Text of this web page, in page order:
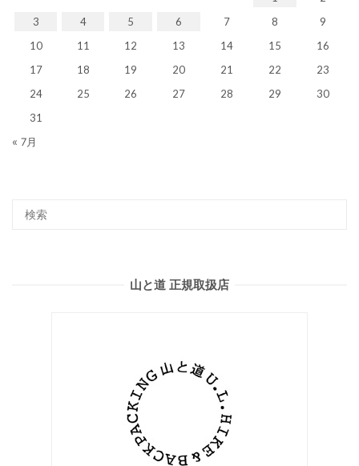
3
4 5 6 7 8
9
10
11 12 13 14 15
16
17
18 19 20 21 22
23
24
25 26 27 28 29
30
31
« 7月
山と道 正規取扱店